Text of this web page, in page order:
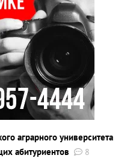
аграрного университета
абитуриентов
8